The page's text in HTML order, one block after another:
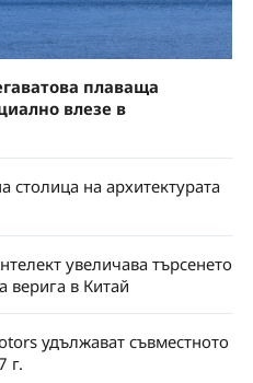
плаваща
влезе в
на архитектурата
увеличава търсенето
верига в Китай
удължават съвместното
г.